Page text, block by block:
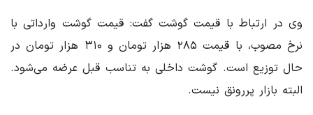
وی در ارتباط با قیمت گوشت گفت: قیمت گوشت وارداتی با
نرخ مصوب، با قیمت ۲۸۵ هزار تومان و ۳۱۰ هزار تومان در
حال توزیع است. گوشت داخلی به تناسب قبل عرضه می‌شود.
البته بازار پررونق نیست.